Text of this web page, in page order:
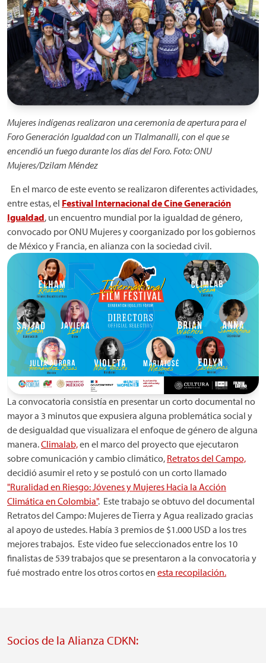
Mujeres indígenas realizaron una ceremonia de apertura para el
Foro Generación Igualdad con un Tlalmanalli, con el que se
encendió un fuego durante los días del Foro. Foto: ONU
Mujeres/Dzilam Méndez
En el marco de este evento se realizaron diferentes actividades,
entre estas, el Festival Internacional de Cine Generación
Igualdad, un encuentro mundial por la igualdad de género,
convocado por ONU Mujeres y coorganizado por los gobiernos
de México y Francia, en alianza con la sociedad civil.
La convocatoria consistía en presentar un corto documental no
mayor a 3 minutos que expusiera alguna problemática social y
de desigualdad que visualizara el enfoque de género de alguna
manera.Climalab,en el marco del proyecto que ejecutaron
sobre comunicación y cambio climático, Retratos del Campo,
decidió asumir el reto y se postuló con un corto llamado
"Ruralidad en Riesgo: Jóvenes y Mujeres Hacia la Acción
Climática en Colombia". Este trabajo se obtuvo del documental
Retratos del Campo: Mujeres de Tierra y Agua realizado gracias
al apoyo de ustedes. Había 3 premios de $1.000 USD a los tres
mejores trabajos. Este video fue seleccionados entre los 10
finalistas de 539 trabajos que se presentaron a la convocatoria y
fué mostrado entre los otros cortos en esta recopilación.
Socios de la Alianza CDKN: